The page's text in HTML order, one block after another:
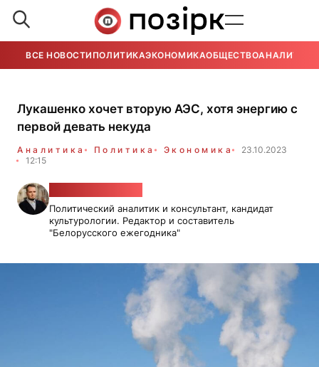
ВСЕ НОВОСТИ ПОЛИТИКАЭКОНОМИКАОБЩЕСТВОАНАЛИТИКА
Лукашенко хочет вторую АЭС, хотя энергию с
первой девать некуда
Аналитика Политика Экономика
23.10.2023
12:15
Политический аналитик и консультант, кандидат
культурологии. Редактор и составитель
"Белорусского ежегодника"